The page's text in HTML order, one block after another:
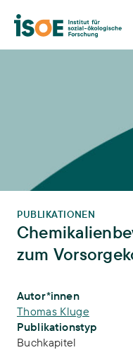
PUBLIKATIONEN
zum
Publikations-
Autor*innen
Thomas Kluge
Publikationstyp
Buchkapitel